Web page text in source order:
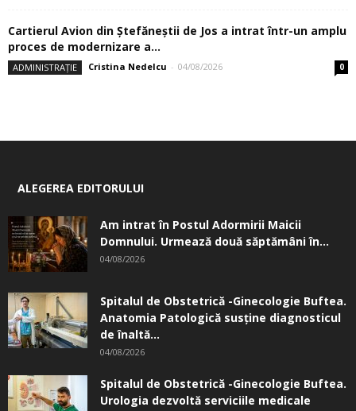
Cartierul Avion din Ştefăneştii de Jos a intrat într-un amplu
proces de modernizare a...
ADMINISTRAȚIE Cristina Nedelcu - 04/08/2026 0
ALEGEREA EDITORULUI
Am intrat în Postul Adormirii Maicii
Domnului. Urmează două săptămâni în...
04/08/2026
Spitalul de Obstetrică -Ginecologie Buftea.
Anatomia Patologică susţine diagnosticul
de înaltă...
04/08/2026
Spitalul de Obstetrică -Ginecologie Buftea.
Urologia dezvoltă serviciile medicale